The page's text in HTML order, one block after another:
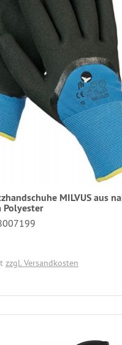
MILVUS aus
Polyester
zzgl. Versandkosten